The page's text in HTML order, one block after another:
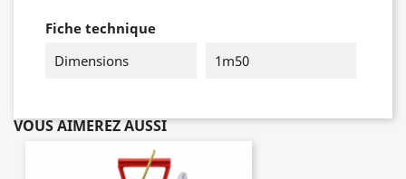
Fiche technique
Dimensions
1m50
VOUS AIMEREZ AUSSI